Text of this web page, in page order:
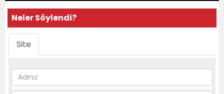
Neler Söylendi?
Site